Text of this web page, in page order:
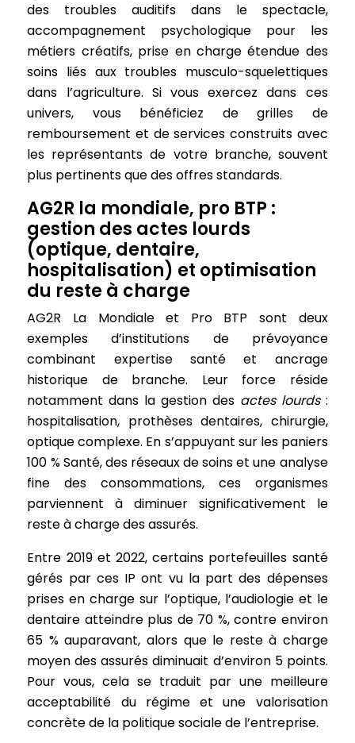
des troubles auditifs dans le spectacle,
accompagnement psychologique pour les
métiers créatifs, prise en charge étendue des
soins liés aux troubles musculo-squelettiques
dans l’agriculture. Si vous exercez dans ces
univers, vous bénéficiez de grilles de
remboursement et de services construits avec
les représentants de votre branche, souvent
plus pertinents que des offres standards.
AG2R la mondiale, pro BTP :
gestion des actes lourds
(optique, dentaire,
hospitalisation) et optimisation
du reste à charge
AG2R La Mondiale et Pro BTP sont deux
exemples d’institutions de prévoyance
combinant expertise santé et ancrage
historique de branche. Leur force réside
notamment dans la gestion des actes lourds:
hospitalisation, prothèses dentaires, chirurgie,
optique complexe. En s’appuyant sur les paniers
100 % Santé, des réseaux de soins et une analyse
fine des consommations, ces organismes
parviennent à diminuer significativement le
reste à charge des assurés.
Entre 2019 et 2022, certains portefeuilles santé
gérés par ces IP ont vu la part des dépenses
prises en charge sur l’optique, l’audiologie et le
dentaire atteindre plus de 70 %, contre environ
65 % auparavant, alors que le reste à charge
moyen des assurés diminuait d’environ 5 points.
Pour vous, cela se traduit par une meilleure
acceptabilité du régime et une valorisation
concrète de la politique sociale de l’entreprise.